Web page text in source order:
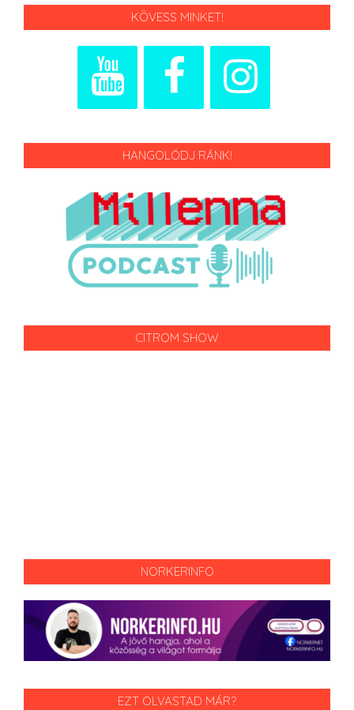
KÖVESS MINKET!
HANGOLÓDJ RÁNK!
CITROM SHOW
NORKERINFO
EZT OLVASTAD MÁR?